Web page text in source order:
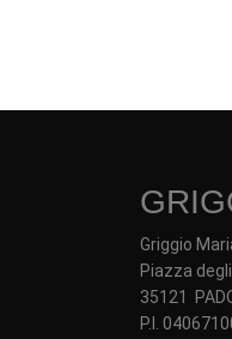
Griggio
Piazza
35121
P.I.